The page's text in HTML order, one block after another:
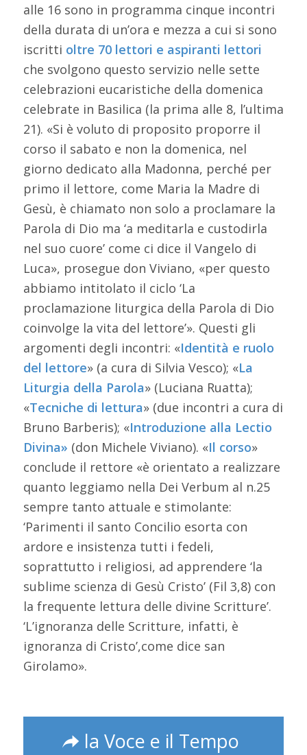
alle 16 sono in programma cinque incontri
della durata di un’ora e mezza a cui si sono
iscritti oltre 70 lettori e aspiranti lettori
che svolgono questo servizio nelle sette
celebrazioni eucaristiche della domenica
celebrate in Basilica (la prima alle 8, l’ultima
21). «Si è voluto di proposito proporre il
corso il sabato e non la domenica, nel
giorno dedicato alla Madonna, perché per
primo il lettore, come Maria la Madre di
Gesù, è chiamato non solo a proclamare la
Parola di Dio ma ‘a meditarla e custodirla
nel suo cuore’ come ci dice il Vangelo di
Luca», prosegue don Viviano, «per questo
abbiamo intitolato il ciclo ‘La
proclamazione liturgica della Parola di Dio
coinvolge la vita del lettore’». Questi gli
argomenti degli incontri: «Identità e ruolo
del lettore» (a cura di Silvia Vesco); «La
Liturgia della Parola» (Luciana Ruatta);
«Tecniche di lettura» (due incontri a cura di
Bruno Barberis); «Introduzione alla Lectio
Divina» (don Michele Viviano). «Il corso»
conclude il rettore «è orientato a realizzare
quanto leggiamo nella Dei Verbum al n.25
sempre tanto attuale e stimolante:
‘Parimenti il santo Concilio esorta con
ardore e insistenza tutti i fedeli,
soprattutto i religiosi, ad apprendere ‘la
sublime scienza di Gesù Cristo’ (Fil 3,8) con
la frequente lettura delle divine Scritture’.
‘L’ignoranza delle Scritture, infatti, è
ignoranza di Cristo’,come dice san
Girolamo».
la Voce e il Tempo